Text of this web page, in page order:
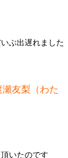
ぶ出遅れました
瀬友梨（わた
いたのです